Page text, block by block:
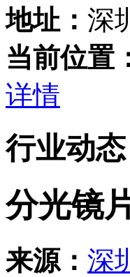
地址： 深
当前位置
详情
行业动态
分光镜
来源： 深